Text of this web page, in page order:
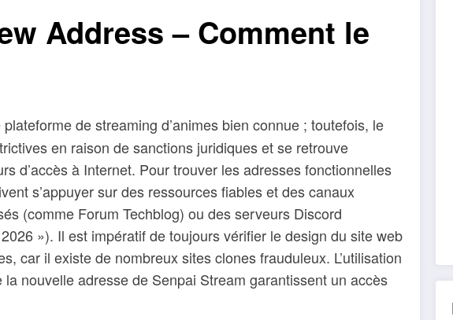
Address – Comment le
de streaming d’animes bien connue ; toutefois, le
en raison de sanctions juridiques et se retrouve
d’accès à Internet. Pour trouver les adresses fonctionnelles
s’appuyer sur des ressources fiables et des canaux
(comme Forum Techblog) ou des serveurs Discord
»). Il est impératif de toujours vérifier le design du site web
car il existe de nombreux sites clones frauduleux. L’utilisation
nouvelle adresse de Senpai Stream garantissent un accès